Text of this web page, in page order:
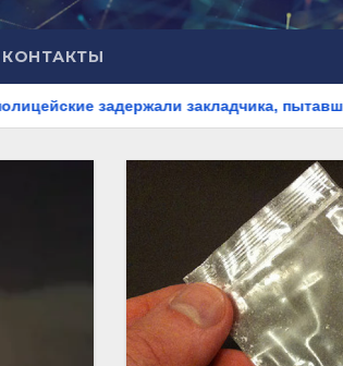
КОНТАКТЫ
закладчика, пытавшегося сбыть